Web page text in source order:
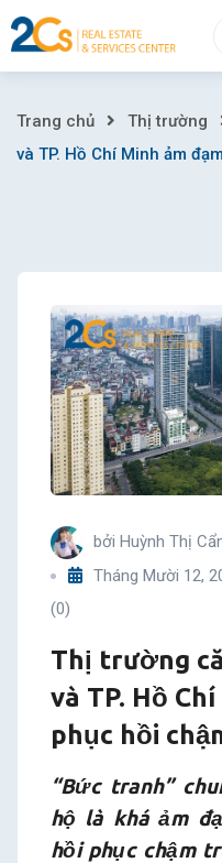
Skip
to
Thị
hộ
tại
Hà
Nội
và
TP.
Hồ
Minh
ảm
đạm,
phục
Trang chủ Thị trường
và TP. Hồ Chí Minh ảm
bởi Huỳnh Thị
Tháng Mười 12,
(0)
Thị trường
và TP. Hồ
phục hồi
“Bức tranh”
hộ là khá ảm
hồi phục chậm